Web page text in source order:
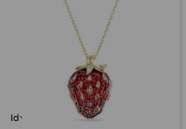
Idyllia Anhänger